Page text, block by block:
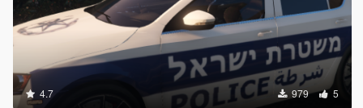
4.7 979 5